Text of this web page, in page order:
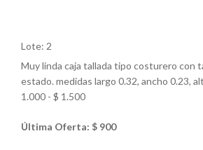
Lote: 2
Muy linda caja tallada tipo costurero con
estado. medidas largo 0.32, ancho 0.23,
1.000 - $ 1.500
Última Oferta: $ 900